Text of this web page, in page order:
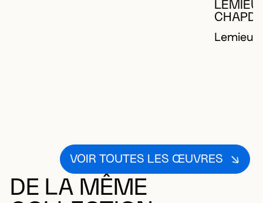
VOIR TOUTES LES ŒUVRES
DE LA MÊME